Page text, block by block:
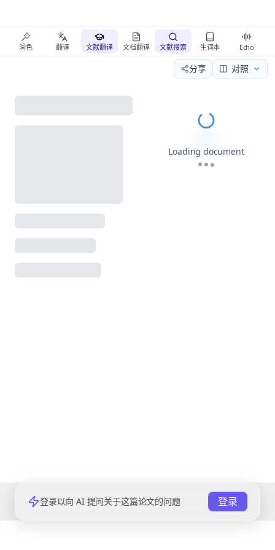
润色 翻译 文献翻译 文档翻译 文献搜索 生词本 Echo
分享 对照
登录以向 AI 提问关于这篇论文的问题 登录
Loading document
Please wait